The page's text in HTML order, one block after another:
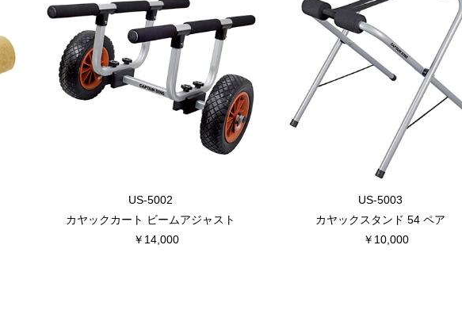
US-5002
カヤックカート ビームアジャスト
￥14,000
US-5003
カヤックスタンド 54 ペア
￥10,000